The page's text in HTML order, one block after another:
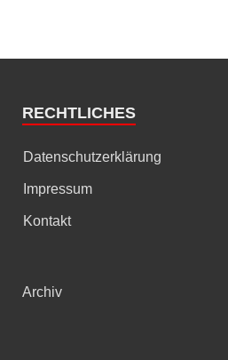
RECHTLICHES
Datenschutzerklärung
Impressum
Kontakt
Archiv